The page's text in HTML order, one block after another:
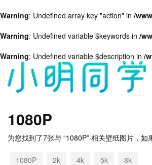
Warning: Undefined array key "action" in /
Warning: Undefined variable $keywords in /
Warning: Undefined variable $description in /
1080P
为您找到了7张与 “1080P” 相关壁纸图片，
1080P 2k 4k 5k 8k